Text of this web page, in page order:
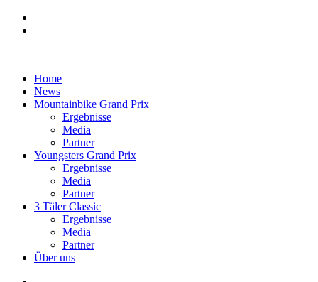
Home
News
Mountainbike Grand Prix
Ergebnisse
Media
Partner
Youngsters Grand Prix
Ergebnisse
Media
Partner
3 Täler Classic
Ergebnisse
Media
Partner
Über uns